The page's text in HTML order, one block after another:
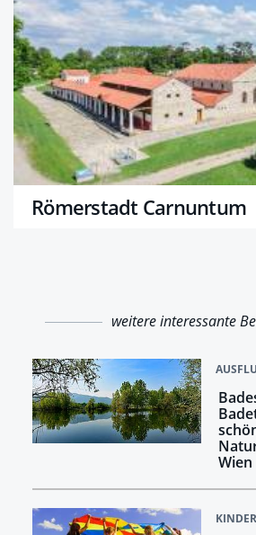
Römerstadt Carnuntum
weitere interessante
Wien